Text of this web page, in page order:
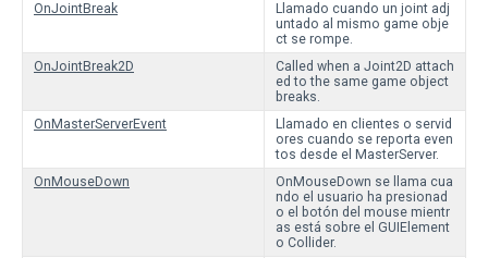
OnJointBreak
Llamado cuando un joint adj
untado al mismo game obje
ct se rompe.
OnJointBreak2D
Called when a Joint2D attach
ed to the same game object
breaks.
OnMasterServerEvent
Llamado en clientes o servid
ores cuando se reporta even
tos desde el MasterServer.
OnMouseDown
OnMouseDown se llama cua
ndo el usuario ha presionad
o el botón del mouse mientr
as está sobre el GUIElement
o Collider.